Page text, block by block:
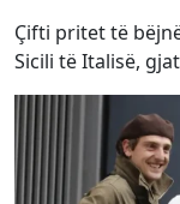
Çifti pritet të
Sicili të Italisë,